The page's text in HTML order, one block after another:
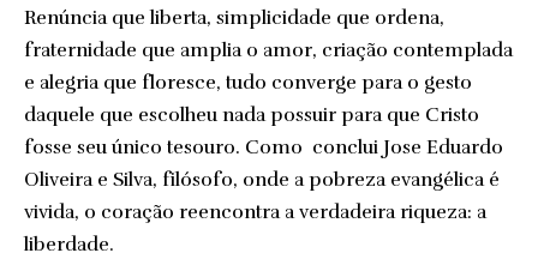
Renúncia que liberta, simplicidade que ordena,
fraternidade que amplia o amor, criação contemplada
e alegria que floresce, tudo converge para o gesto
daquele que escolheu nada possuir para que Cristo
fosse seu único tesouro. Como conclui Jose Eduardo
Oliveira e Silva, filósofo, onde a pobreza evangélica é
vivida, o coração reencontra a verdadeira riqueza: a
liberdade.